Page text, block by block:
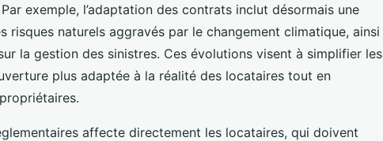
exemple, l’adaptation des contrats inclut désormais une
risques naturels aggravés par le changement climatique, ainsi
la gestion des sinistres. Ces évolutions visent à simplifier les
plus adaptée à la réalité des locataires tout en
affecte directement les locataires, qui doivent